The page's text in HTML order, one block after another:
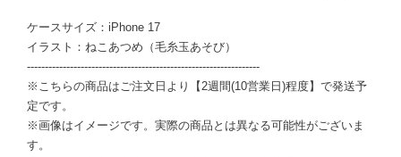
ケースサイズ：iPhone 17
イラスト：ねこあつめ（毛糸玉あそび）
-----------------------------------------------------------------
※こちらの商品はご注文日より【2週間(10営業日)程度】で発送予
定です。
※画像はイメージです。実際の商品とは異なる可能性がございま
す。